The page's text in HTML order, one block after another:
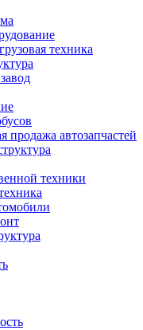
техника
продажа автозапчастей
техники